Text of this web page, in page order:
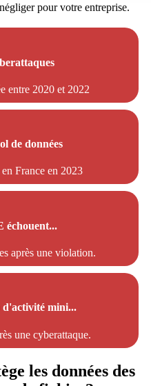
pour votre entreprise.
entre 2020 et 2022
de données
France en 2023
échouent...
après une violation.
mini...
une cyberattaque.
les données des